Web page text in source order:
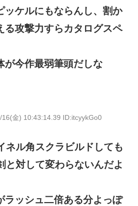
ッケルにもならんし、割か
る攻撃力すらカタログスペ
が今作最弱筆頭だしな
16(金) 10:43:14.39 ID:itcyykGo0
ネル角スクラビルドしても
と対して変わらないんだよ
ラッシュ二倍ある分よっぽ